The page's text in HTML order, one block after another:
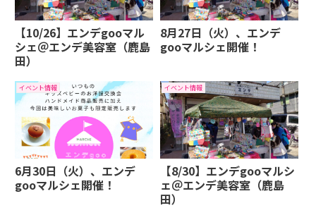
【10/26】エンデgooマル
シェ＠エンデ美容室（鹿島
田）
8月27日（火）、エンデ
gooマルシェ開催！
イベント情報
6月30日（火）、エンデ
gooマルシェ開催！
イベント情報
【8/30】エンデgooマルシ
ェ＠エンデ美容室（鹿島
田）